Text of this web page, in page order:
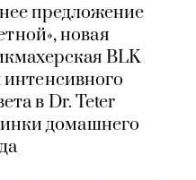
предложение
новая
BLK
в Dr. Teter
домашнего